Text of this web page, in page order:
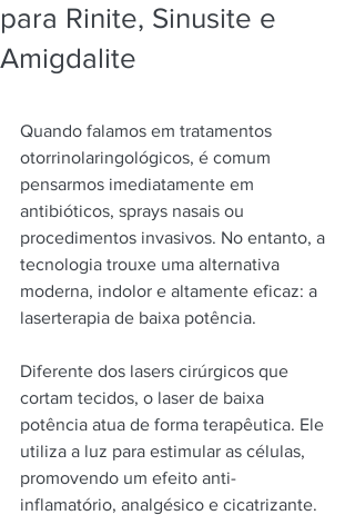
para Rinite, Sinusite e
Amigdalite
Quando falamos em tratamentos
otorrinolaringológicos, é comum
pensarmos imediatamente em
antibióticos, sprays nasais ou
procedimentos invasivos. No entanto, a
tecnologia trouxe uma alternativa
moderna, indolor e altamente eficaz: a
laserterapia de baixa potência.
Diferente dos lasers cirúrgicos que
cortam tecidos, o laser de baixa
potência atua de forma terapêutica. Ele
utiliza a luz para estimular as células,
promovendo um efeito anti-
inflamatório, analgésico e cicatrizante.